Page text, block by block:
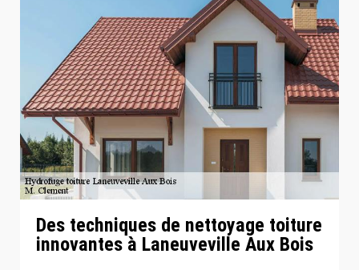
Des techniques de nettoyage toiture
innovantes à Laneuveville Aux Bois